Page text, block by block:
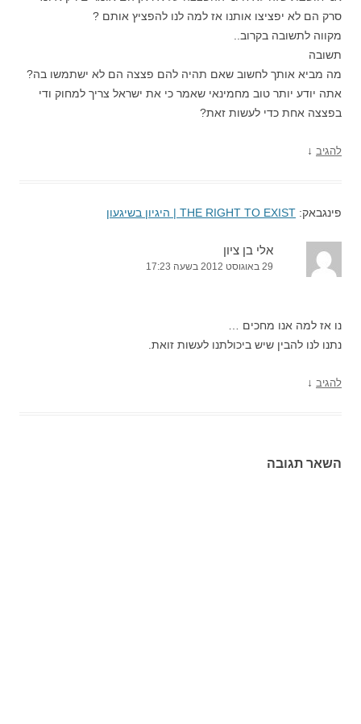
סרק הם לא יפציצו אותנו אז למה לנו להפציץ אותם ?
מקווה לתשובה בקרוב..
תשובה
מה מביא אותך לחשוב שאם תהיה להם פצצה הם לא ישתמשו בה?
אתה יודע יותר טוב מחמינאי שאמר כי את ישראל צריך למחוק ודי
בפצצה אחת כדי לעשות זאת?
להגיב ↓
פינגבאק: THE RIGHT TO EXIST | היגיון בשיגעון
אלי בן ציון
29 באוגוסט 2012 בשעה 17:23
נו אז למה אנו מחכים …
נתנו לנו להבין שיש ביכולתנו לעשות זואת.
להגיב ↓
השאר תגובה